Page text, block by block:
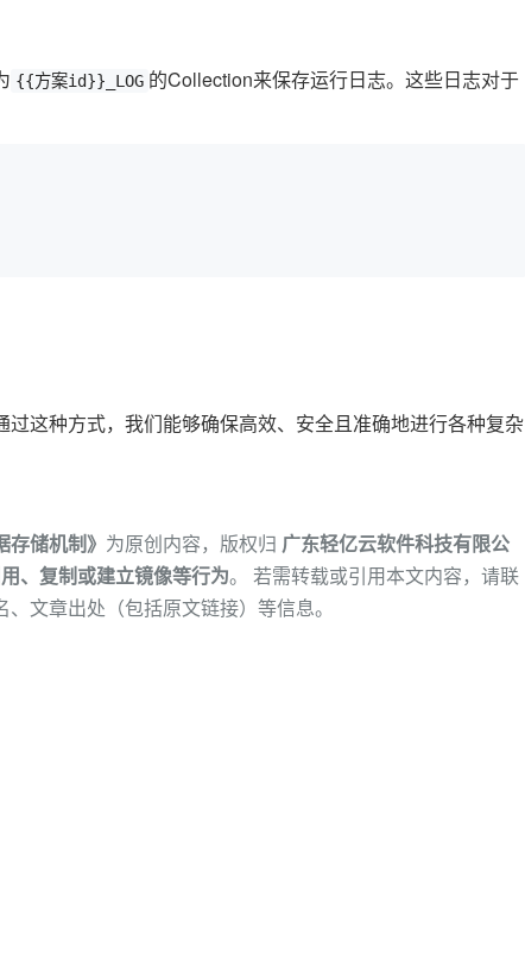
{{方案id}}_LOG 的Collection来保存运行日志。这些日志对于
这种方式，我们能够确保高效、安全且准确地进行各种复杂
储机制》 为原创内容，版权归 广东轻亿云软件科技有限公
、复制或建立镜像等行为。 若需转载或引用本文内容，请联
文章出处（包括原文链接）等信息。